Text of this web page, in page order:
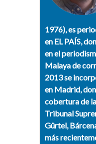
1976), es
en EL PAÍS,
en el
Malaya de
2013 se
en Madrid,
cobertura de
Tribunal
Gürtel,
más